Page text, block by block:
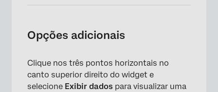
Opções adicionais
Clique nos três pontos horizontais no
canto superior direito do widget e
selecione Exibir dados para visualizar uma